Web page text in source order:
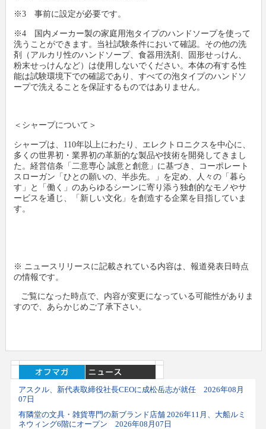
※3 事前に設定が必要です。
※4 国内メーカー製の家庭用泡タイプのハンドソープを使って
洗うことができます。当社試験条件において確認。その他の洗
剤（アルカリ性のハンドソープ、食器用洗剤、固形せっけん、
粉末せっけんなど）は使用しないでください。本体の有する性
能は試験環境下での確認であり、すべての泡タイプのハンドソ
ープで洗えることを保証するものではありません。
＜シャープについて＞
シャープは、110年以上にわたり、エレクトロニクスを中心に、
多くの世界初・業界初の革新的な製品や技術を開発してきまし
た。経営信条「二意専心 誠意と創意」に基づき、コーポレート
スローガン「ひとの願いの、半歩先。」を定め、人々の「暮ら
す」と「働く」のあらゆるシーンに寄り添う独創的なモノやサ
ービスを通じ、「新しい文化」を創造する企業を目指していま
す。
※ ニュースリリースに記載されている内容は、報道発表日時点
の情報です。
ご覧になった時点で、内容が変更になっている可能性がありま
すので、あらかじめご了承下さい。
アスクル、新代表取締役社長CEOに成松岳志が就任 2026年08月
07日
有隣堂の文具・雑貨専門の新ブランド店舗 2026年11月、大船ルミ
ネウィング6階にオープン 2026年08月07日